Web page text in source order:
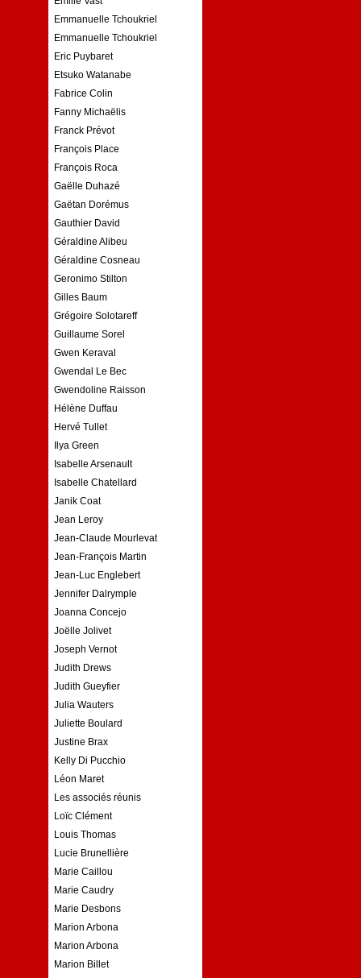
Emmanuelle Tchoukriel
Emmanuelle Tchoukriel
Eric Puybaret
Etsuko Watanabe
Fabrice Colin
Fanny Michaëlis
Franck Prévot
François Place
François Roca
Gaëlle Duhazé
Gaëtan Dorémus
Gauthier David
Géraldine Alibeu
Géraldine Cosneau
Geronimo Stilton
Gilles Baum
Grégoire Solotareff
Guillaume Sorel
Gwen Keraval
Gwendal Le Bec
Gwendoline Raisson
Hélène Duffau
Hervé Tullet
Ilya Green
Isabelle Arsenault
Isabelle Chatellard
Janik Coat
Jean Leroy
Jean-Claude Mourlevat
Jean-François Martin
Jean-Luc Englebert
Jennifer Dalrymple
Joanna Concejo
Joëlle Jolivet
Joseph Vernot
Judith Drews
Judith Gueyfier
Julia Wauters
Juliette Boulard
Justine Brax
Kelly Di Pucchio
Léon Maret
Les associés réunis
Loïc Clément
Louis Thomas
Lucie Brunellière
Marie Caillou
Marie Caudry
Marie Desbons
Marion Arbona
Marion Arbona
Marion Billet